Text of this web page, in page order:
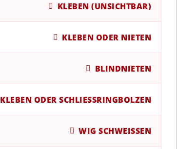
KLEBEN (UNSICHTBAR)
KLEBEN ODER NIETEN
BLINDNIETEN
KLEBEN ODER SCHLIESSRINGBOLZEN
WIG SCHWEISSEN